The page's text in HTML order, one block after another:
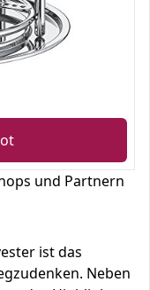
und Partnern
ist das
Neben